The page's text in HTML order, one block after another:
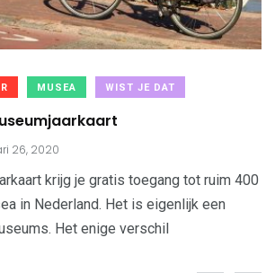
MUSEA WIST JE DAT
26, 2020
krijg je gratis toegang tot ruim 400
in Nederland. Het is eigenlijk een
Het enige verschil